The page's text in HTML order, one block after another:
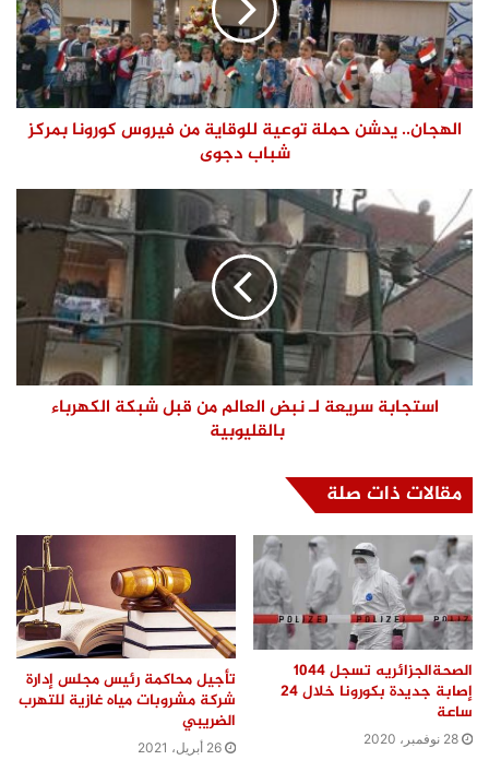
الهجان.. يدشن حملة توعية للوقاية من فيروس كورونا بمركز
شباب دجوى
استجابة سريعة لـ نبض العالم من قبل شبكة الكهرباء
بالقليوبية
مقالات ذات صلة
الصحةالجزائريه تسجل 1044
إصابة جديدة بكورونا خلال 24
ساعة
28 نوفمبر، 2020
تأجيل محاكمة رئيس مجلس إدارة
شركة مشروبات مياه غازية للتهرب
الضريبي
26 أبريل، 2021